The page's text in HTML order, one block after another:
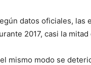
datos oficiales, las
2017, casi la
mismo modo se